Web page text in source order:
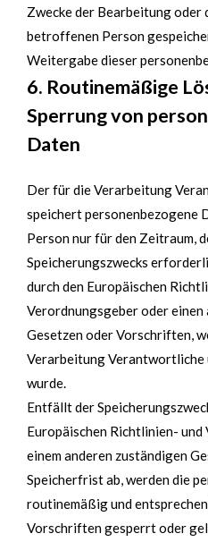
Zwecke der Bearbeitung oder
betroffenen Person
Weitergabe dieser
6. Routinemäßige
Sperrung von
Daten
Der für die Verarbeitung
speichert personenbezogene
Person nur für den Zeitraum,
Speicherungszwecks
durch den Europäischen
Verordnungsgeber oder
Gesetzen oder Vorschriften,
Verarbeitung
wurde.
Entfällt der
Europäischen Richtlinien-
einem anderen zuständigen
Speicherfrist ab, werden die
routinemäßig und
Vorschriften gesperrt oder